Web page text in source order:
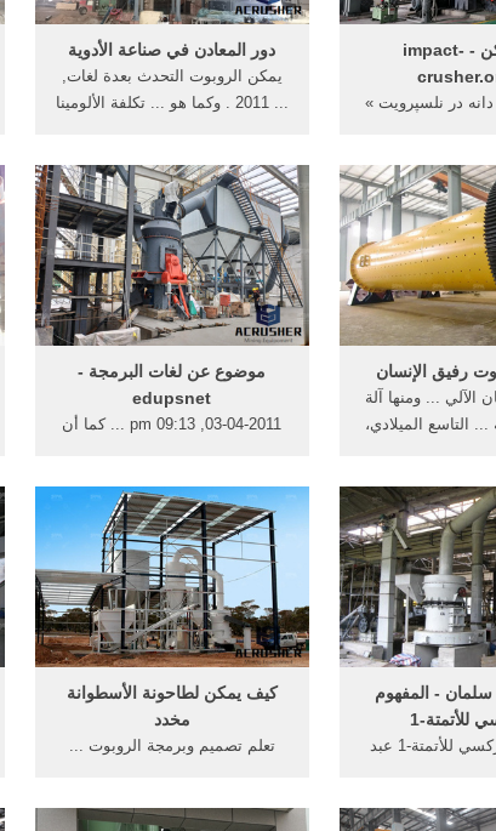
دور المعادن في صناعة الأدوية
يمكن الروبوت التحدث بعدة لغات,
... 2011 . وكما هو ... تكلفة الألومينا
موج شکن - impact-
دانه در نلسپرویت »
...
موضوع عن لغات البرمجة -
edupsnet
03-04-2011, 09:13 pm ... كما أن
...
رفيق الإنسان
الآلي ... ومنها آلة
التاسع الميلادي،
كيف يمكن لطاحونة الأسطوانة
مخدد
تعلم تصميم وبرمجة الروبوت ...
- المفهوم
للأتمتة-1
المفهوم الماركسي للأتمتة-1 عبد